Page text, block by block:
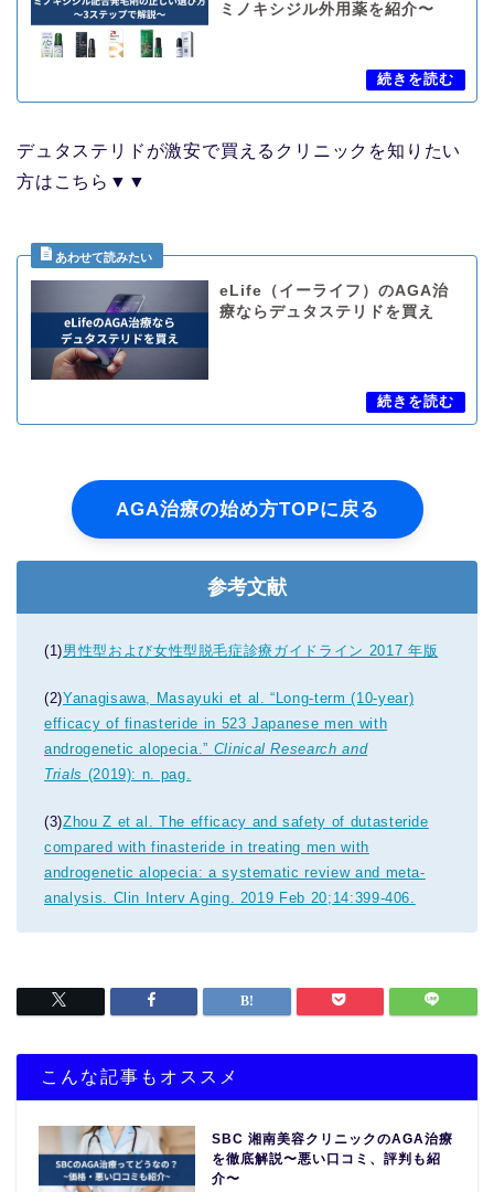
ミノキシジル外用薬を紹介〜
デュタステリドが激安で買えるクリニックを知りたい
方はこちら▼▼
eLife（イーライフ）のAGA治
療ならデュタステリドを買え
AGA治療の始め方TOPに戻る
参考文献
(1)男性型および女性型脱毛症診療ガイドライン 2017 年版
(2)Yanagisawa, Masayuki et al. “Long-term (10-year)
efficacy of finasteride in 523 Japanese men with
androgenetic alopecia.” Clinical Research and
Trials (2019): n. pag.
(3)Zhou Z et al. The efficacy and safety of dutasteride
compared with finasteride in treating men with
androgenetic alopecia: a systematic review and meta-
analysis. Clin Interv Aging. 2019 Feb 20;14:399-406.
こんな記事もオススメ
SBC 湘南美容クリニックのAGA治療
を徹底解説〜悪い口コミ、評判も紹
介〜